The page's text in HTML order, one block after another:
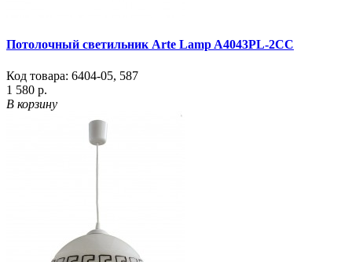
Потолочный светильник Arte Lamp A4043PL-2CC
Код товара: 6404-05, 587
1 580 р.
В корзину